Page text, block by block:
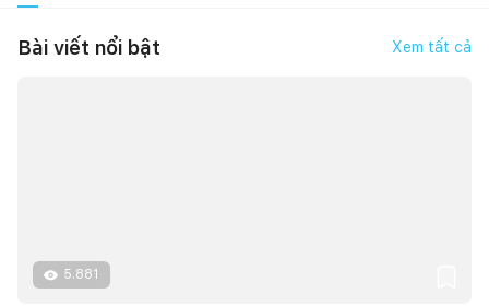
Bài viết nổi bật Xem tất cả
5.881